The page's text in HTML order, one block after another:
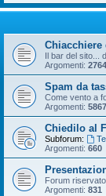
Chiacchiere
Il bar del sito...
Argomenti: 2764
Spam da
Come vento a
Argomenti: 5867
Chiedilo al
Subforum:
Argomenti: 660
Forum
Argomenti: 831